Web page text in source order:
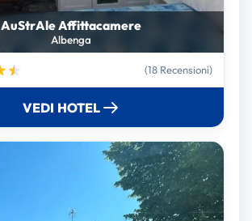
AuStrAle Affittacamere
Albenga
(18 Recensioni)
VEDI HOTEL